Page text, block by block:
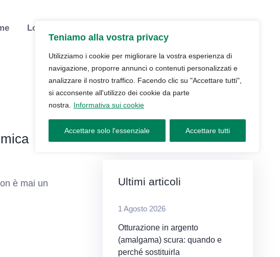
Teniamo alla vostra privacy
Utilizziamo i cookie per migliorare la vostra esperienza di
navigazione, proporre annunci o contenuti personalizzati e
analizzare il nostro traffico. Facendo clic su "Accettare tutti",
si acconsente all'utilizzo dei cookie da parte
nostra.
Informativa sui cookie
Accettare solo l'essenziale Accettare tutti
Lo Studio
è mai un
Ultimi articoli
1 Agosto 2026
Otturazione in argento
(amalgama) scura: quando e
perché sostituirla